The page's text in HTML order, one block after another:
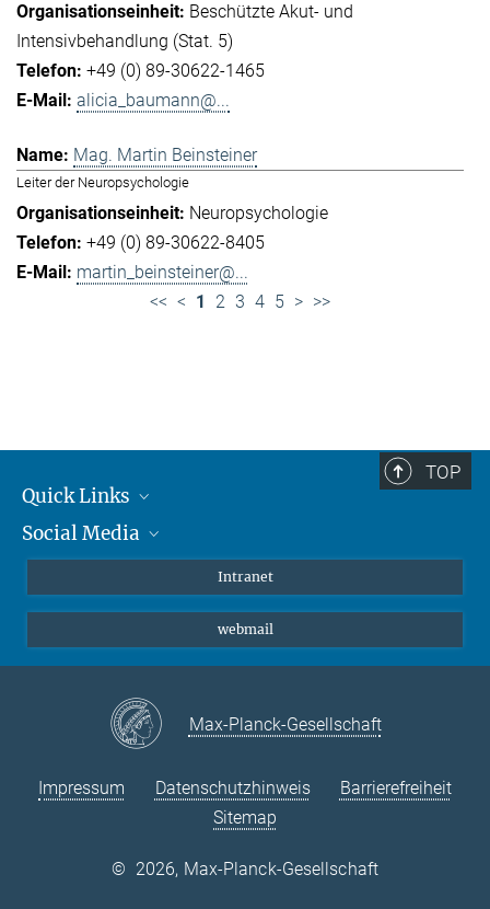
Beschützte Akut- und
Intensivbehandlung (Stat. 5)
+49 (0) 89-30622-1465
alicia_baumann@...
Mag. Martin Beinsteiner
Leiter der Neuropsychologie
Neuropsychologie
+49 (0) 89-30622-8405
martin_beinsteiner@...
<< < 1 2 3 4 5 > >>
TOP
Quick Links
Student*innen/Wissenschaftler*innen
Social Media
Bluesky
YouTube
Intranet
webmail
Max-Planck-Gesellschaft
Impressum Datenschutzhinweis
Barrierefreiheit
Sitemap
© 2026, Max-Planck-Gesellschaft